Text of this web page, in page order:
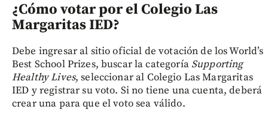
¿Cómo votar por el Colegio Las
Margaritas IED?
Debe ingresar al sitio oficial de votación de los World’s
Best School Prizes, buscar la categoría Supporting
Healthy Lives, seleccionar al Colegio Las Margaritas
IED y registrar su voto. Si no tiene una cuenta, deberá
crear una para que el voto sea válido.